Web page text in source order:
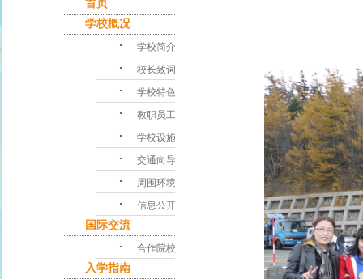
首页
学校概况
･ 学校简介
･ 校长致词
･ 学校特色
･ 教职员工
･ 学校设施
･ 交通向导
･ 周围环境
･ 信息公开
国际交流
･ 合作院校
入学指南